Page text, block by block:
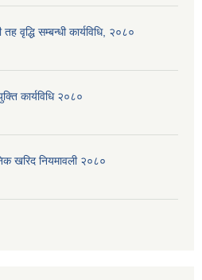
वृद्धि सम्बन्धी कार्यविधि, २०८०
कार्यविधि २०८०
खरिद नियमावली २०८०